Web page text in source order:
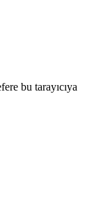
bu tarayıcıya